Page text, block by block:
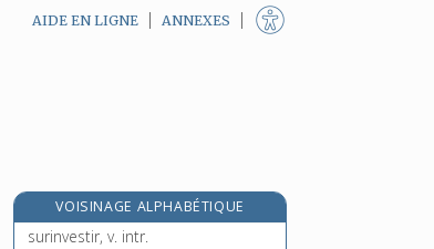
AIDE EN LIGNE ANNEXES
VOISINAGE ALPHABÉTIQUE
surinterpréter, v. tr.
surinvestir, v. intr.